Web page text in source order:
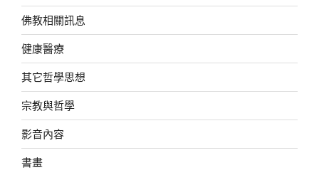
佛教相關訊息
健康醫療
其它哲學思想
宗教與哲學
影音內容
書畫